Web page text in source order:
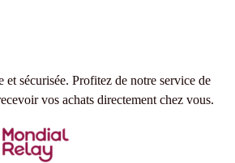
et sécurisée. Profitez de notre service de
vos achats directement chez vous.